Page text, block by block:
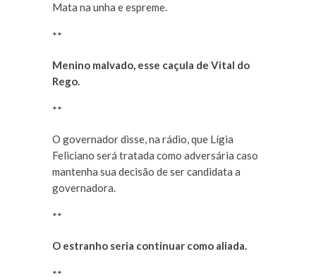
Mata na unha e espreme.
**
Menino malvado, esse caçula de Vital do
Rego.
**
O governador disse, na rádio, que Lígia
Feliciano será tratada como adversária caso
mantenha sua decisão de ser candidata a
governadora.
**
O estranho seria continuar como aliada.
**